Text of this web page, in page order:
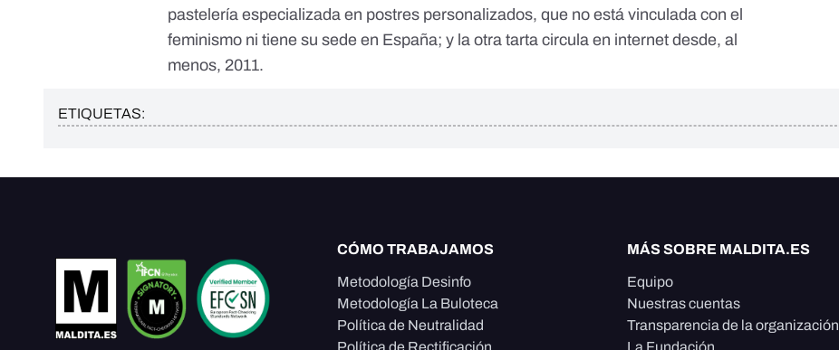
pastelería especializada en postres personalizados, que no está vinculada con el
feminismo ni tiene su sede en España; y la otra tarta circula en internet desde, al
menos, 2011.
ETIQUETAS:
CÓMO TRABAJAMOS
Metodología Desinfo
Metodología La Buloteca
Política de Neutralidad
Política de Rectificación
MÁS SOBRE MALDITA.ES
Equipo
Nuestras cuentas
Transparencia de la organización
La Fundación